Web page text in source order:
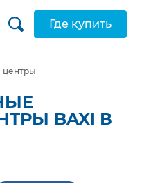
Где купить
центры
BAXI В